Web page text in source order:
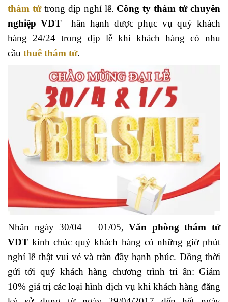
thám tửtrong dịp nghỉ lễ. Công ty thám tử chuyên
nghiệp VDT hân hạnh được phục vụ quý khách
hàng 24/24 trong dịp lễ khi khách hàng có nhu
cầu thuê thám tử.
Nhân ngày 30/04 – 01/05,Văn phòng thám tử
VDT kính chúc quý khách hàng có những giờ phút
nghỉ lễ thật vui vẻ và tràn đầy hạnh phúc. Đồng thời
gửi tới quý khách hàng chương trình tri ân: Giảm
10% giá trị các loại hình dịch vụ khi khách hàng đăng